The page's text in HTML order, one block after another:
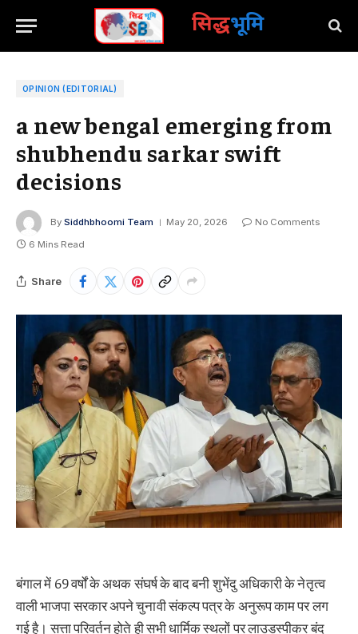
सिद्धभूमि
OPINION (EDITORIAL)
a new bengal emerging from
shubhendu sarkar swift
decisions
By Siddhbhoomi Team May 20, 2026
No Comments
6 Mins Read
Share
बंगाल में 69 वर्षों के अथक संघर्ष के बाद बनी शुभेंदु अधिकारी के नेतृत्व
वाली भाजपा सरकार अपने चुनावी संकल्प पत्र के अनुरूप काम पर लग
गई है। सत्ता परिवर्तन होते ही सभी धार्मिक स्थलों पर लाउडस्पीकर बंद